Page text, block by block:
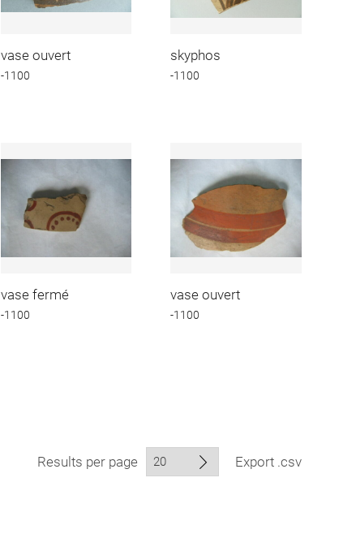
vase ouvert
-1100
skyphos
-1100
vase fermé
-1100
vase ouvert
-1100
Results per page Export .csv